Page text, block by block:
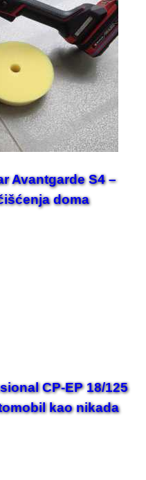
Avantgarde S4 –
doma
CP-EP 18/125
kao nikada